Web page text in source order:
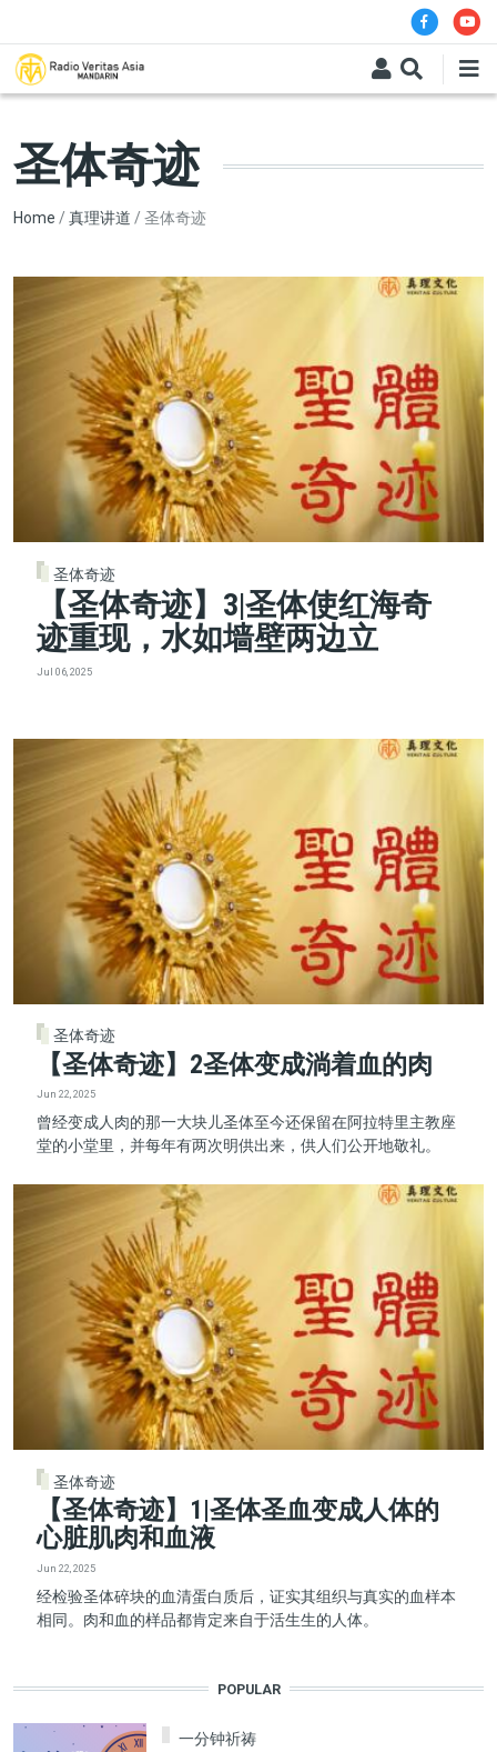
圣体奇迹
Breadcrumb
Home 真理讲道 圣体奇迹
圣体奇迹
【圣体奇迹】3|圣体使红海奇
迹重现，水如墙壁两边立
Jul 06, 2025
圣体奇迹
【圣体奇迹】2圣体变成淌着血的肉
Jun 22, 2025
曾经变成人肉的那一大块儿圣体至今还保留在阿拉特里主教座
堂的小堂里，并每年有两次明供出来，供人们公开地敬礼。
圣体奇迹
【圣体奇迹】1|圣体圣血变成人体的
心脏肌肉和血液
Jun 22, 2025
经检验圣体碎块的血清蛋白质后，证实其组织与真实的血样本
相同。肉和血的样品都肯定来自于活生生的人体。
POPULAR
一分钟祈祷